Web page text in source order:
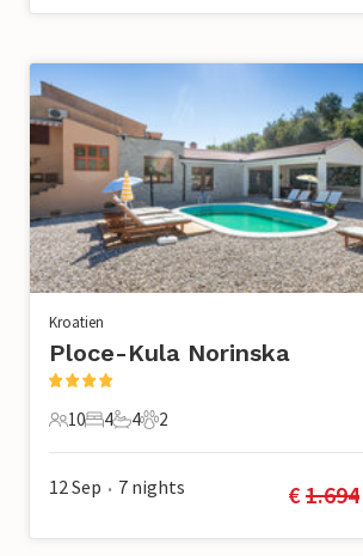
Kroatien
Ploce-Kula Norinska
10 Gäste
10
4 Schlafzimmer
4
4 Badezimmer
4
2 Haustiere
2
12 Sep • 7 nights € 1.694